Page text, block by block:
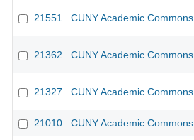
21551 CUNY Academic Commons
21362 CUNY Academic Commons
21327 CUNY Academic Commons
21010 CUNY Academic Commons